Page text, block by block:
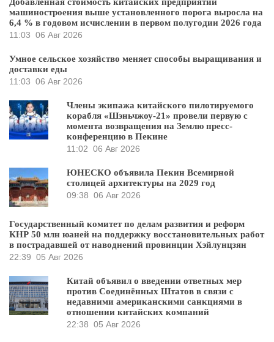
машиностроения выше установленного порога выросла на
6,4 % в годовом исчислении в первом полугодии 2026 года
11:03 06 Авг 2026
Умное сельское хозяйство меняет способы выращивания и
доставки еды
11:03 06 Авг 2026
Члены экипажа китайского пилотируемого
корабля «Шэньчжоу-21» провели первую с
момента возвращения на Землю пресс-
конференцию в Пекине
11:02 06 Авг 2026
ЮНЕСКО объявила Пекин Всемирной
столицей архитектуры на 2029 год
09:38 06 Авг 2026
Государственный комитет по делам развития и реформ
КНР 50 млн юаней на поддержку восстановительных работ
в пострадавшей от наводнений провинции Хэйлунцзян
22:39 05 Авг 2026
Китай объявил о введении ответных мер
против Соединённых Штатов в связи с
недавними американскими санкциями в
отношении китайских компаний
22:38 05 Авг 2026